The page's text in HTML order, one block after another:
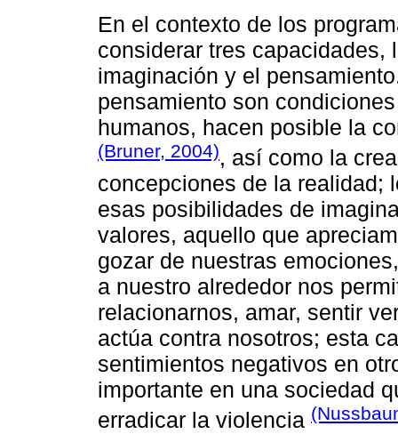
En el contexto de los
considerar tres
imaginación y el
pensamiento son
humanos, hacen posible la
(Bruner, 2004), así como la
concepciones de la realidad;
esas posibilidades de
valores, aquello que
gozar de nuestras
a nuestro alrededor nos
relacionarnos, amar, sentir
actúa contra nosotros; esta
sentimientos negativos en
importante en una sociedad
erradicar la violencia